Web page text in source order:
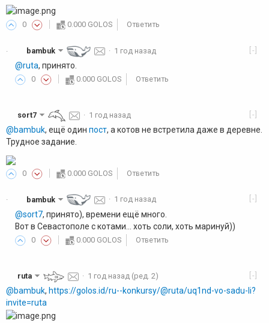
0 0.000 GOLOS Ответить
· [-]
bambuk · 1 год назад
@ruta, принято.
0 0.000 GOLOS Ответить
[-]
sort7 · 1 год назад
@bambuk, ещё один пост, а котов не встретила даже в деревне.
Трудное задание.
0 0.000 GOLOS Ответить
· [-]
bambuk · 1 год назад
@sort7, принято), времени ещё много.
Вот в Севастополе с котами... хоть соли, хоть маринуй))
0 0.000 GOLOS Ответить
[-]
ruta · 1 год назад (ред. 2)
@bambuk, https://golos.id/ru--konkursy/@ruta/uq1nd-vo-sadu-li?
invite=ruta